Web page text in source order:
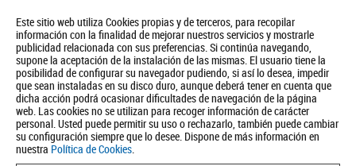
Este sitio web utiliza Cookies propias y de terceros, para recopilar
información con la finalidad de mejorar nuestros servicios y mostrarle
publicidad relacionada con sus preferencias. Si continúa navegando,
supone la aceptación de la instalación de las mismas. El usuario tiene la
posibilidad de configurar su navegador pudiendo, si así lo desea, impedir
que sean instaladas en su disco duro, aunque deberá tener en cuenta que
dicha acción podrá ocasionar dificultades de navegación de la página
web. Las cookies no se utilizan para recoger información de carácter
personal. Usted puede permitir su uso o rechazarlo, también puede cambiar
su configuración siempre que lo desee. Dispone de más información en
nuestra Política de Cookies.
Quiénes somos Turismo Política de Privacidad Aviso Legal
Política de Cookies
BUSCAR